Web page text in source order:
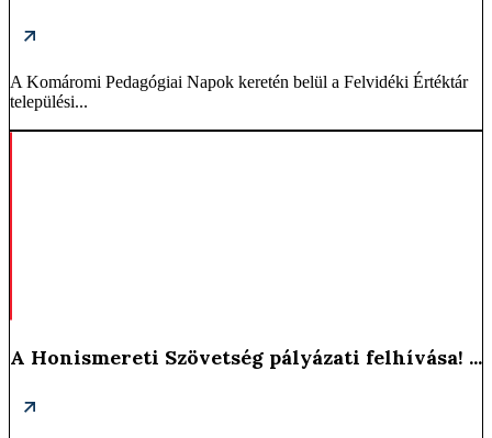
A Komáromi Pedagógiai Napok keretén belül a Felvidéki Értéktár
települési...
A Honismereti Szövetség pályázati felhívása! ...